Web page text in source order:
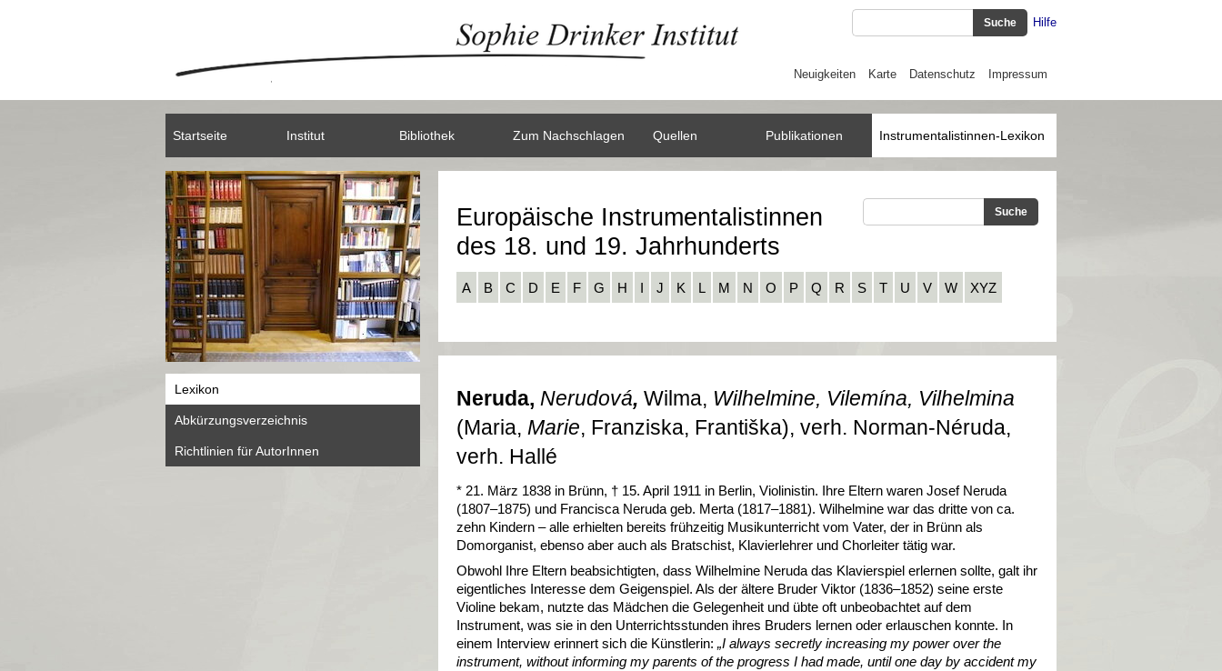
Hilfe
Neuigkeiten Karte Datenschutz Impressum
Startseite Institut Bibliothek Zum Nachschlagen Quellen Publikationen Instrumentalistinnen-Lexikon
Europäische Instrumentalistinnen
des 18. und 19. Jahrhunderts
A B C D E F G H I J K L M N O P Q R S T U V W XYZ
Neruda, Nerudová, Wilma, Wilhelmine, Vilemína, Vilhelmina
(Maria, Marie, Franziska, Františka), verh. Norman-Néruda,
verh. Hallé
* 21. März 1838 in Brünn, † 15. April 1911 in Berlin, Violinistin. Ihre Eltern waren Josef Neruda
(1807–1875) und Francisca Neruda geb. Merta (1817–1881). Wilhelmine war das dritte von ca.
zehn Kindern – alle erhielten bereits frühzeitig Musikunterricht vom Vater, der in Brünn als
Domorganist, ebenso aber auch als Bratschist, Klavierlehrer und Chorleiter tätig war.
Obwohl Ihre Eltern beabsichtigten, dass Wilhelmine Neruda das Klavierspiel erlernen sollte, galt ihr
eigentliches Interesse dem Geigenspiel. Als der ältere Bruder Viktor (1836–1852) seine erste
Violine bekam, nutzte das Mädchen die Gelegenheit und übte oft unbeobachtet auf dem
Instrument, was sie in den Unterrichtsstunden ihres Bruders lernen oder erlauschen konnte. In
einem Interview erinnert sich die Künstlerin: „I always secretly increasing my power over the
instrument, without informing my parents of the progress I had made, until one day by accident my
Lexikon
Abkürzungsverzeichnis
Richtlinien für AutorInnen